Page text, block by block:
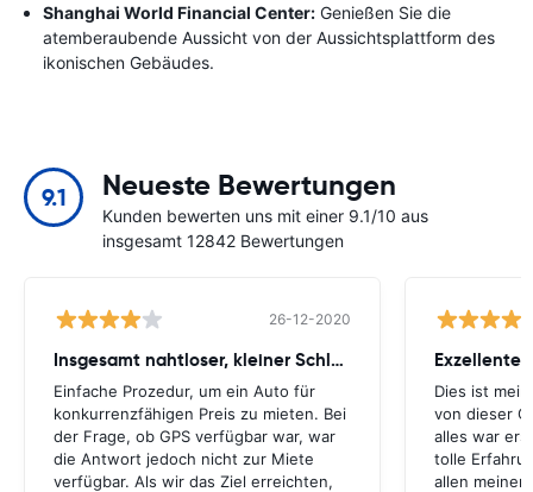
Shanghai World Financial Center: Genießen Sie die
atemberaubende Aussicht von der Aussichtsplattform des
ikonischen Gebäudes.
9.1 Neueste Bewertungen
Kunden bewerten uns mit einer 9.1/10 aus
insgesamt 12842 Bewertungen
26-12-2020
Insgesamt nahtloser, kleiner Schluckauf
Einfache Prozedur, um ein Auto für
konkurrenzfähigen Preis zu mieten. Bei
der Frage, ob GPS verfügbar war, war
die Antwort jedoch nicht zur Miete
verfügbar. Als wir das Ziel erreichten,
Exzellenter
Dies ist
von dieser
alles war
tolle
allen meiner